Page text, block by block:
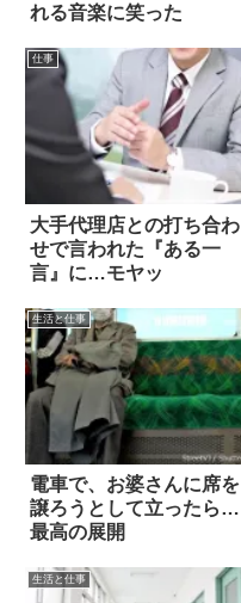
れる音楽に笑った
仕事
大手代理店との打ち合わ
せで言われた『ある一
言』に…モヤッ
生活と仕事
電車で、お婆さんに席を
譲ろうとして立ったら…
最高の展開
生活と仕事